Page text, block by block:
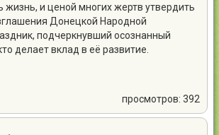
жизнь, и ценой многих жертв утвердить
Донецкой Народной
подчеркнувший осознанный
делает вклад в её развитие.
просмотров: 392